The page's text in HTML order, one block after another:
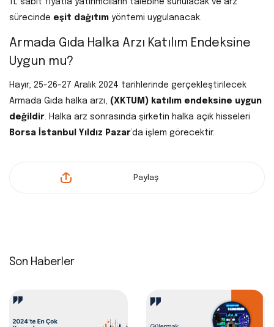
sürecinde eşit dağıtım yöntemi uygulanacak.
Armada Gıda Halka Arzı Katılım Endeksine
Uygun mu?
Hayır, 25-26-27 Aralık 2024 tarihlerinde gerçekleştirilecek
Armada Gıda halka arzı, (XKTUM) katılım endeksine uygun
değildir . Halka arz sonrasında şirketin halka açık hisseleri
Borsa İstanbul Yıldız Pazar’da işlem görecektir.
Paylaş
Son Haberler